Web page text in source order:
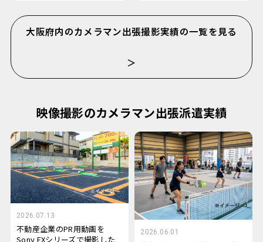
大阪府内のカメラマン出張撮影実績の一覧を見る
＞
映像撮影のカメラマン出張派遣実績
2026.07.13
不動産企業のPR用動画を
Sony FXシリーズで撮影した
2026.06.01